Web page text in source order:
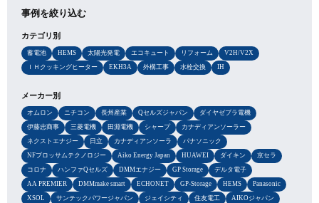
事例を絞り込む
カテゴリ別
蓄電池 HEMS 太陽光発電 エコキュート リフォーム
V2H/V2X
ＩＨクッキングヒーター
EKH3A 外構工事 水栓交換 IH
メーカー別
オムロン ニチコン 長州産業 Qセルズジャパン
ダイヤゼブラ電機
伊藤忠商事
三菱電機 田淵電機 シャープ
カナディアンソーラー
ネクストエナジー
日立 カナディアンソーラ
パナソニック
NFブロッサムテクノロジー
Aiko Energy Japan HUAWEI ダイキン
京セラ
コロナ
ハンファQセルズ DMMエナジー GP Storage
デルタ電子
AA PREMIER
DMMmake smart ECHONET GP-Storage HEMS
Panasonic
XSOL
サンテックパワージャパン ジェイシティ 住友電工
AIKOジャパン